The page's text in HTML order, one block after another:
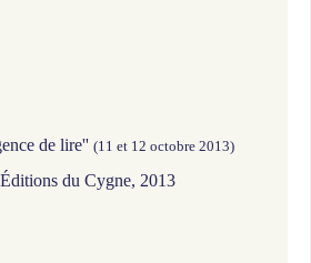
de lire'' (11 et 12 octobre 2013)
du Cygne, 2013